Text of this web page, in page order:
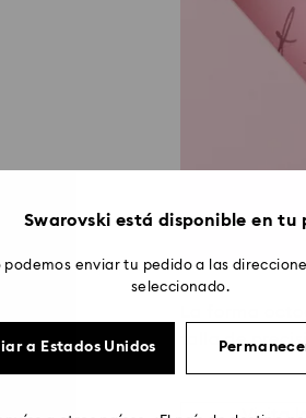
La forma
talla de
Swarovski está disponible en tu
podemos enviar tu pedido a las
seleccionado.
a Estados Unidos